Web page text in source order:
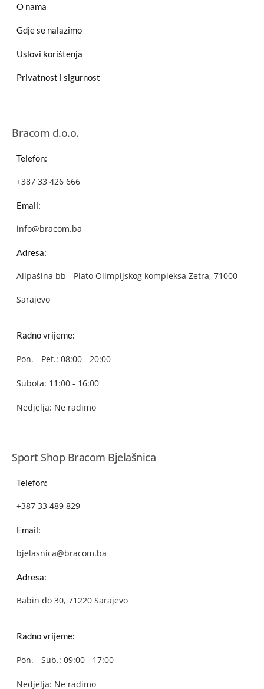
O nama
Gdje se nalazimo
Uslovi korištenja
Privatnost i sigurnost
Bracom d.o.o.
Telefon:
+387 33 426 666
Email:
info@bracom.ba
Adresa:
Alipašina bb - Plato Olimpijskog kompleksa Zetra, 71000
Sarajevo
Radno vrijeme:
Pon. - Pet.: 08:00 - 20:00
Subota: 11:00 - 16:00
Nedjelja: Ne radimo
Sport Shop Bracom Bjelašnica
Telefon:
+387 33 489 829
Email:
bjelasnica@bracom.ba
Adresa:
Babin do 30, 71220 Sarajevo
Radno vrijeme:
Pon. - Sub.: 09:00 - 17:00
Nedjelja: Ne radimo